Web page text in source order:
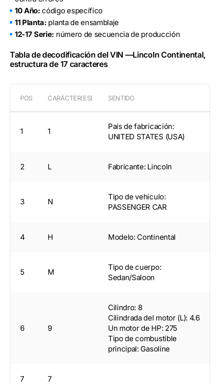
10 Año: código específico
11 Planta: planta de ensamblaje
12-17 Serie: número de secuencia de producción
Tabla de decodificación del VIN —Lincoln Continental,
estructura de 17 caracteres
POS CARÁCTER(ES) SENTIDO
1 1
País de fabricación:
UNITED STATES (USA)
2 L Fabricante: Lincoln
3 N
Tipo de vehículo:
PASSENGER CAR
4 H Modelo: Continental
5 M
Tipo de cuerpo:
Sedan/Saloon
6 9
Cilindro: 8
Cilindrada del motor (L): 4.6
Un motor de HP: 275
Tipo de combustible
principal: Gasoline
7 7